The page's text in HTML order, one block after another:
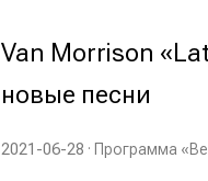
Van Morrison
новые песни
2021-06-28 · Программа